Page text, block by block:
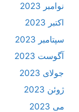
نوامبر 2023
اکتبر 2023
سپتامبر 2023
آگوست 2023
جولای 2023
ژوئن 2023
می 2023